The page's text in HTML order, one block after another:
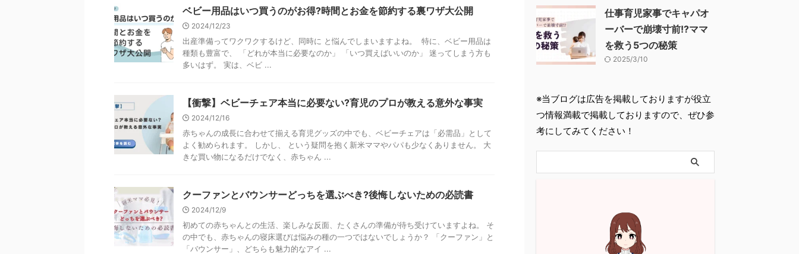
ベビー用品はいつ買うのがお得?時間とお金を節約する裏ワザ大公開
2024/12/23
出産準備ってワクワクするけど、同時に と悩んでしまいますよね。 特に、ベビー用品は
種類も豊富で、 「どれが本当に必要なのか」 「いつ買えばいいのか」 迷ってしまう方も
多いはず。 実は、ベビ ...
【衝撃】ベビーチェア本当に必要ない?育児のプロが教える意外な事実
2024/12/16
赤ちゃんの成長に合わせて揃える育児グッズの中でも、ベビーチェアは「必需品」として
よく勧められます。 しかし、 という疑問を抱く新米ママやパパも少なくありません。 大
きな買い物になるだけでなく、赤ちゃん ...
クーファンとバウンサーどっちを選ぶべき?後悔しないための必読書
2024/12/9
初めての赤ちゃんとの生活、楽しみな反面、たくさんの準備が待ち受けていますよね。 そ
の中でも、赤ちゃんの寝床選びは悩みの種の一つではないでしょうか？ 「クーファン」と
「バウンサー」、どちらも魅力的なアイ ...
仕事育児家事でキャパオ
ーバーで崩壊寸前!?ママ
を救う5つの秘策
2025/3/10
※当ブログは広告を掲載しておりますが役立
つ情報満載で掲載しておりますので、ぜひ参
考にしてみてください！